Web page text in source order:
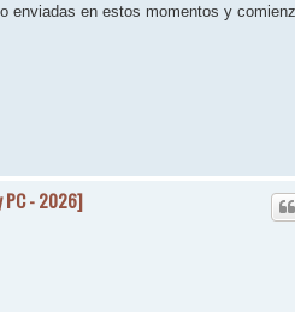
enviadas en estos momentos y
PC - 2026]